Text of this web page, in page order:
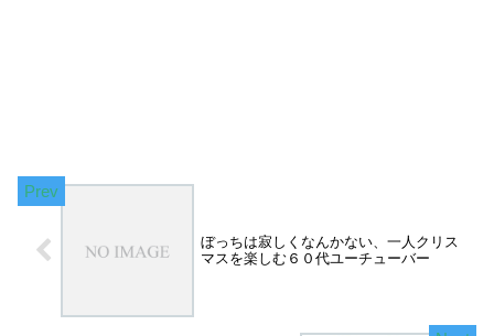
ぼっちは寂しくなんかない、一人クリス
マスを楽しむ６０代ユーチューバー